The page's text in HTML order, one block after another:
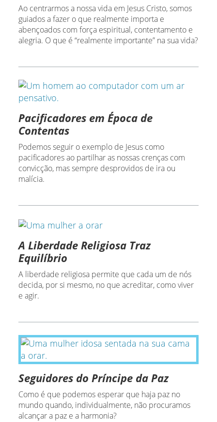
Ao centrarmos a nossa vida em Jesus Cristo, somos
guiados a fazer o que realmente importa e
abençoados com força espiritual, contentamento e
alegria. O que é “realmente importante” na sua vida?
Pacificadores em Época de
Contentas
Podemos seguir o exemplo de Jesus como
pacificadores ao partilhar as nossas crenças com
convicção, mas sempre desprovidos de ira ou
malícia.
A Liberdade Religiosa Traz
Equilíbrio
A liberdade religiosa permite que cada um de nós
decida, por si mesmo, no que acreditar, como viver
e agir.
Seguidores do Príncipe da Paz
Como é que podemos esperar que haja paz no
mundo quando, individualmente, não procuramos
alcançar a paz e a harmonia?